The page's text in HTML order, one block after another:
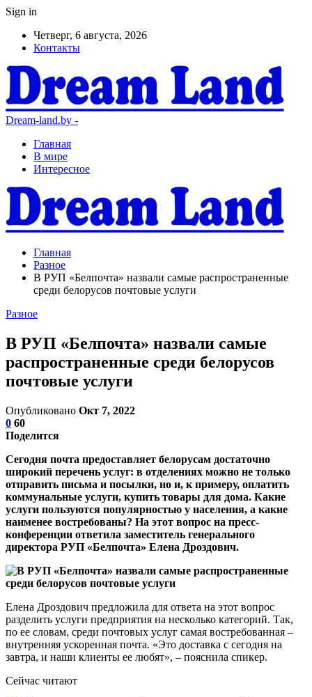
Sign in
Четверг, 6 августа, 2026
Контакты
Dream-land.by -
Главная
В мире
Интересное
Главная
Разное
В РУП «Белпочта» назвали самые распространенные
среди белорусов почтовые услуги
Разное
В РУП «Белпочта» назвали самые
распространенные среди белорусов
почтовые услуги
Опубликовано Окт 7, 2022
0 60
Поделится
Сегодня почта предоставляет белорусам достаточно
широкий перечень услуг: в отделениях можно не только
отправить письма и посылки, но и, к примеру, оплатить
коммунальные услуги, купить товары для дома. Какие
услуги пользуются популярностью у населения, а какие
наименее востребованы? На этот вопрос на пресс-
конференции ответила заместитель генерального
директора РУП «Белпочта» Елена Дроздович.
Елена Дроздович предложила для ответа на этот вопрос
разделить услуги предприятия на несколько категорий. Так,
по ее словам, среди почтовых услуг самая востребованная –
внутренняя ускоренная почта. «Это доставка с сегодня на
завтра, и наши клиенты ее любят», – пояснила спикер.
Сейчас читают